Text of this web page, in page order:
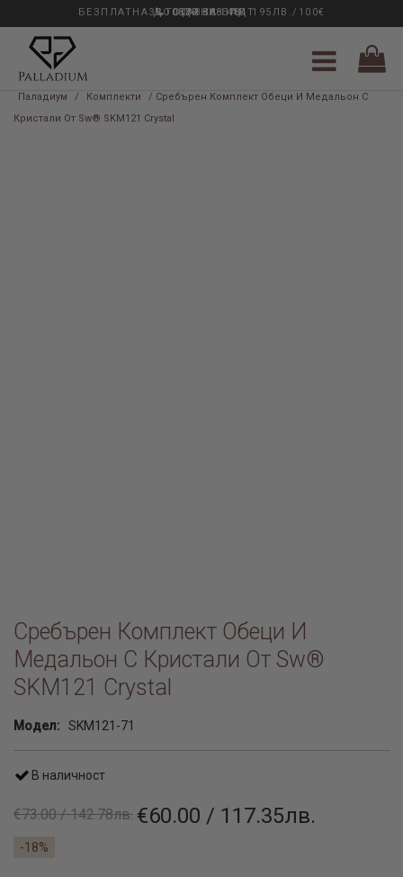
33 ГОДИНИ ОПИТ
БЕЗПЛАТНА ДОСТАВКА НАД 195ЛВ./100€
0889 888 484
Паладиум / Комплекти
/ Сребърен Комплект Обеци И Медальон С
Кристали От Sw® SKM121 Crystal
Сребърен Комплект Обеци И
Медальон С Кристали От Sw®
SKM121 Crystal
Модел: SKM121-71
В наличност
€73.00 / 142.78лв. €60.00 / 117.35лв.
-18%